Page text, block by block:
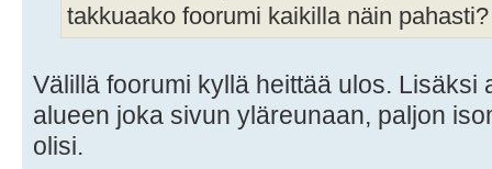
takkuaako foorumi kaikilla näin pahasti?
Välillä foorumi kyllä heittää ulos. Lisäksi
alueen joka sivun yläreunaan, paljon
olisi.